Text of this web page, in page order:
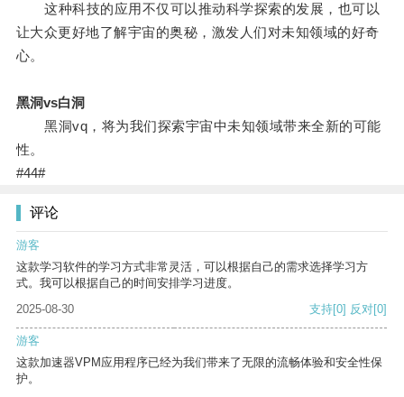
这种科技的应用不仅可以推动科学探索的发展，也可以
让大众更好地了解宇宙的奥秘，激发人们对未知领域的好奇
心。
黑洞vs白洞
黑洞vq，将为我们探索宇宙中未知领域带来全新的可能
性。
#44#
评论
游客
这款学习软件的学习方式非常灵活，可以根据自己的需求选择学习方
式。我可以根据自己的时间安排学习进度。
2025-08-30
支持[0] 反对[0]
游客
这款加速器VPM应用程序已经为我们带来了无限的流畅体验和安全性保
护。